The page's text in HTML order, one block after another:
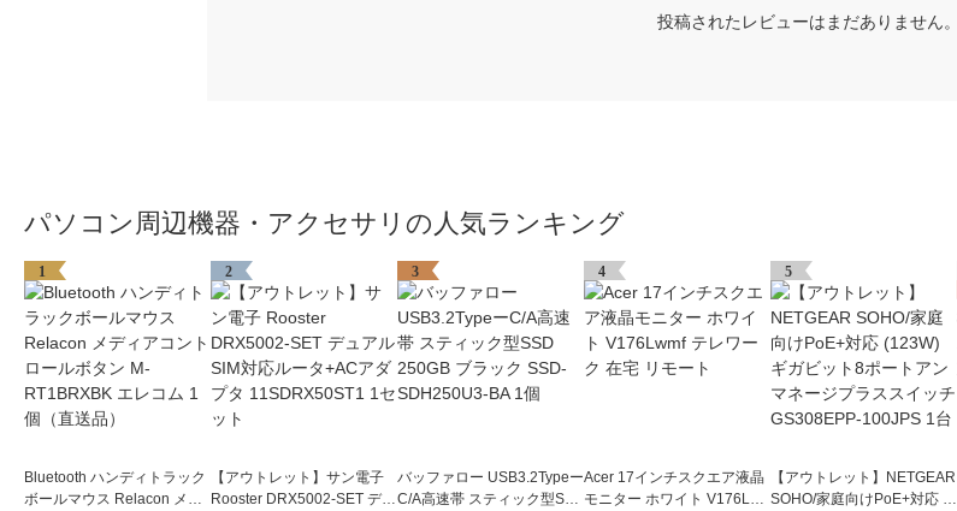
投稿されたレビューはまだありません。
パソコン周辺機器・アクセサリの人気ランキング
1
Bluetooth ハンディトラック
ボールマウス Relacon メデ
2
【アウトレット】サン電子
Rooster DRX5002-SET デュ
3
バッファロー USB3.2Typeー
C/A高速帯 スティック型SS
4
Acer 17インチスクエア液晶
モニター ホワイト V176Lw
5
【アウトレット】NETGEAR
SOHO/家庭向けPoE+対応 (1